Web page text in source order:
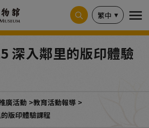
繁中
深入鄰里的版印體驗
廣活動
教育活動報導
版印體驗課程